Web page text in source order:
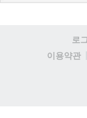
로
이용약관